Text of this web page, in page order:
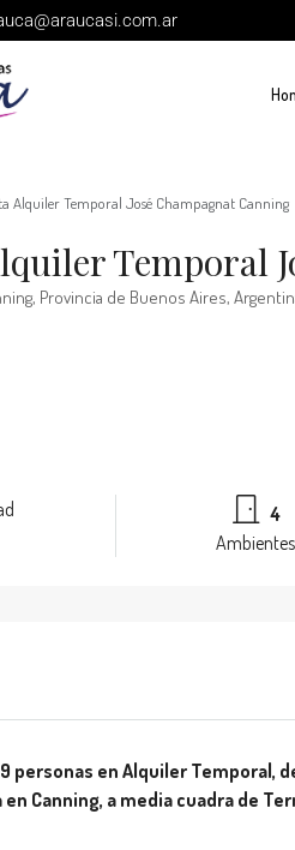
Alquiler Temporal José Champagnat Canning
Temporal
Provincia de Buenos Aires,
4
Ambientes
9 personas en Alquiler Temporal,
Canning, a media cuadra de